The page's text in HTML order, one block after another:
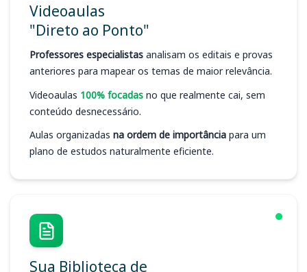
Videoaulas
"Direto ao Ponto"
Professores especialistas analisam os editais e provas
anteriores para mapear os temas de maior relevância.
Videoaulas 100% focadas no que realmente cai, sem
conteúdo desnecessário.
Aulas organizadas na ordem de importância para um
plano de estudos naturalmente eficiente.
Sua Biblioteca de